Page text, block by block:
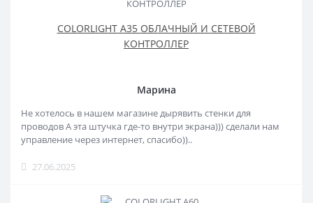
COLORLIGHT A35 ОБЛАЧНЫЙ И СЕТЕВОЙ
КОНТРОЛЛЕР
Марина
Не хотелось в нашем магазине дырявить стенки для
проводов А эта штучка где-то внутри экрана))) сделали нам
управление через интернет, спасибо))..
27.06.2025